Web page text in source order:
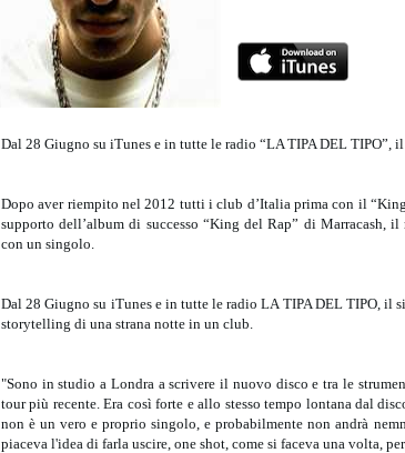
Virgin Records (UMG)
Dal 28 Giugno su iTunes e in tutte le radio “LA TIPA DEL
Dopo aver riempito nel 2012 tutti i club d’Italia prima con il
supporto dell’album di successo “King del Rap” di Marracash,
con un singolo.
Dal 28 Giugno su iTunes e in tutte le radio LA TIPA DEL TIPO,
storytelling di una strana notte in un club.
"Sono in studio a Londra a scrivere il nuovo disco e tra le
tour più recente. Era così forte e allo stesso tempo lontana dal
non è un vero e proprio singolo, e probabilmente non andrà
piaceva l'idea di farla uscire, one shot, come si faceva una volta,